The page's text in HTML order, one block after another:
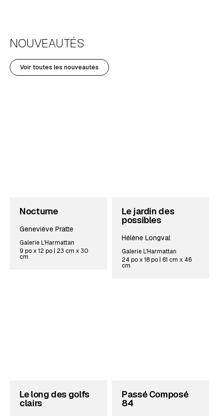
NOUVEAUTÉS
Voir toutes les nouveautés
Nocturne
Geneviève Pratte
Galerie L'Harmattan
9 po x 12 po | 23 cm x 30
cm
Le jardin des
possibles
Hélène Longval
Galerie L'Harmattan
24 po x 18 po | 61 cm x 46
cm
Le long des golfs
clairs
Passé Composé
84